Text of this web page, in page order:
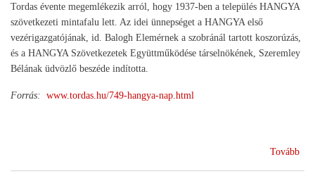
Tordas évente megemlékezik arról, hogy 1937-ben a település HANGYA
szövetkezeti mintafalu lett. Az idei ünnepséget a HANGYA első
vezérigazgatójának, id. Balogh Elemérnek a szobránál tartott koszorúzás,
és a HANGYA Szövetkezetek Együttműködése társelnökének, Szeremley
Bélának üdvözlő beszéde indította.
Forrás: www.tordas.hu/749-hangya-nap.html
Tovább